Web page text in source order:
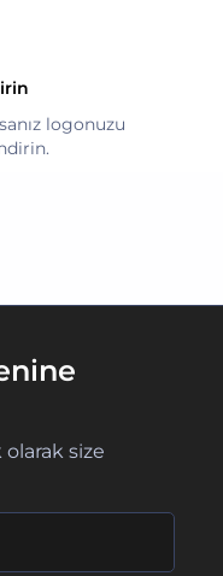
logonuzu
size